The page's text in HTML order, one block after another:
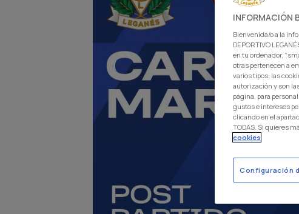
INFORMACIÓN
Bienvenida/o a la
DEPORTIVO
en tu ordenador,
otras pertenecen a
varios tipos: las
autorización y son
página, para
gustos e intereses
clicando en el
TODAS. Si quieres
cookies
Configuración